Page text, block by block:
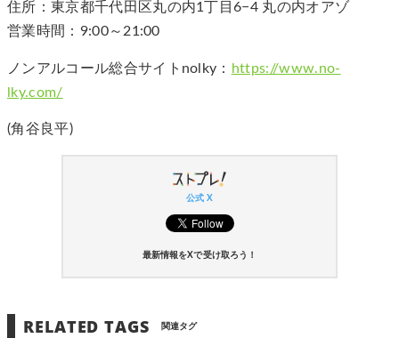
住所：東京都千代田区丸の内1丁目6−4 丸の内オアゾ
営業時間：9:00～21:00
ノンアルコール総合サイトnolky：
https://www.no-
lky.com/
(角谷良平)
公式 X
最新情報をXで受け取ろう！
RELATED TAGS 関連タグ